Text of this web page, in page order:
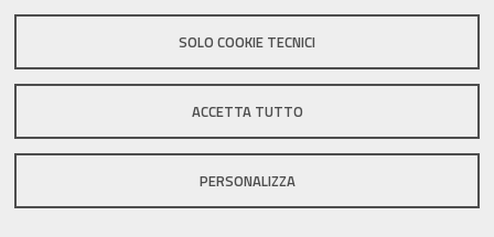
SOLO COOKIE TECNICI
ACCETTA TUTTO
PERSONALIZZA
Privacy policy|DPO|Accessibilità